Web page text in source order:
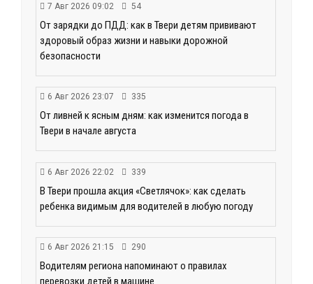
7 Авг 2026 09:02 54
От зарядки до ПДД: как в Твери детям прививают
здоровый образ жизни и навыки дорожной
безопасности
6 Авг 2026 23:07 335
От ливней к ясным дням: как изменится погода в
Твери в начале августа
6 Авг 2026 22:02 339
В Твери прошла акция «Светлячок»: как сделать
ребенка видимым для водителей в любую погоду
6 Авг 2026 21:15 290
Водителям региона напоминают о правилах
перевозки детей в машине